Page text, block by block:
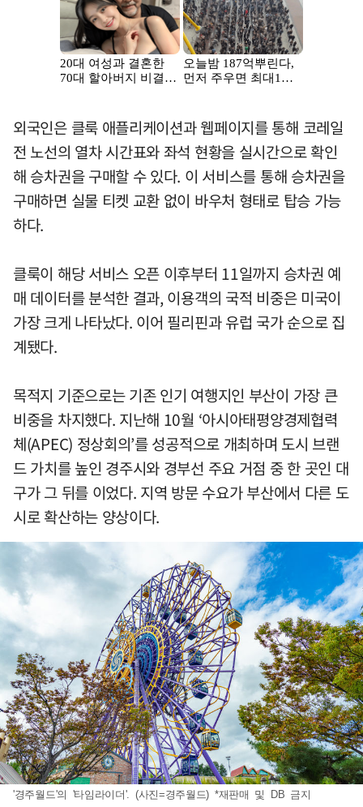
외국인은 클룩 애플리케이션과 웹페이지를 통해 코레일
전 노선의 열차 시간표와 좌석 현황을 실시간으로 확인
해 승차권을 구매할 수 있다. 이 서비스를 통해 승차권을
구매하면 실물 티켓 교환 없이 바우처 형태로 탑승 가능
하다.
클룩이 해당 서비스 오픈 이후부터 11일까지 승차권 예
매 데이터를 분석한 결과, 이용객의 국적 비중은 미국이
가장 크게 나타났다. 이어 필리핀과 유럽 국가 순으로 집
계됐다.
목적지 기준으로는 기존 인기 여행지인 부산이 가장 큰
비중을 차지했다. 지난해 10월 ‘아시아태평양경제협력
체(APEC) 정상회의’를 성공적으로 개최하며 도시 브랜
드 가치를 높인 경주시와 경부선 주요 거점 중 한 곳인 대
구가 그 뒤를 이었다. 지역 방문 수요가 부산에서 다른 도
시로 확산하는 양상이다.
'경주월드'의 '타임라이더'. (사진=경주월드) *재판매 및 DB 금지